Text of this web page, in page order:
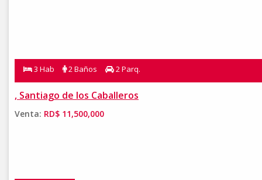
3 Hab 2 Baños 2 Parq.
, Santiago de los Caballeros
Venta: RD$ 11,500,000